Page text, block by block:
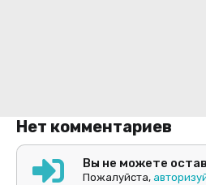
Нет комментариев
Вы не можете
Пожалуйста,